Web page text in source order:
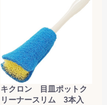
キクロン 目皿ポットク
リーナースリム 3本入